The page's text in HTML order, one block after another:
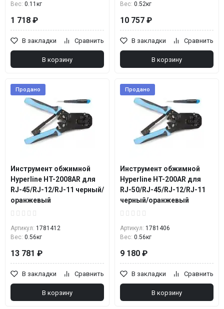
Вес: 0.11кг
1 718 ₽
В закладки Сравнить
В корзину
Вес: 0.52кг
10 757 ₽
В закладки Сравнить
В корзину
Продано
Инструмент обжимной
Hyperline HT-2008AR для
RJ-45/RJ-12/RJ-11 черный/
оранжевый
Артикул: 1781412
Вес: 0.56кг
13 781 ₽
В закладки Сравнить
В корзину
Продано
Инструмент обжимной
Hyperline HT-200AR для
RJ-50/RJ-45/RJ-12/RJ-11
черный/оранжевый
Артикул: 1781406
Вес: 0.56кг
9 180 ₽
В закладки Сравнить
В корзину